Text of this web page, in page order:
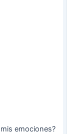
emociones?